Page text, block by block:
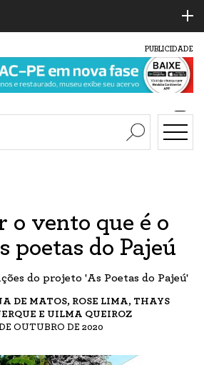
PUBLICIDADE
o vento que é o
poetas do Pajeú
do projeto 'As Poetas do Pajeú'
DE MATOS, ROSE LIMA, THAYS
E UILMA QUEIROZ
OUTUBRO DE 2020